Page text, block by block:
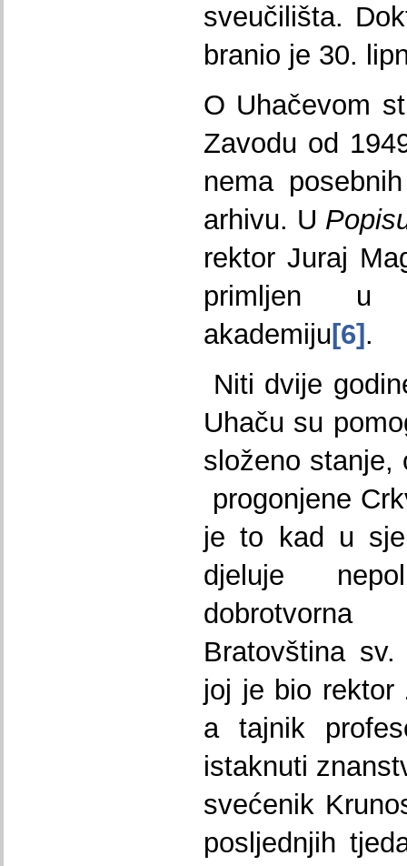
sveučilišta.
branio je 30.
O Uhačevom
Zavodu od
nema
arhivu. U
rektor Juraj
primljen u
akademiju[6] .
Niti dvije
Uhaču su
složeno stanje,
progonjene
je to kad u
djeluje
Bratovština
joj je bio rektor
a tajnik
istaknuti
svećenik
posljednjih